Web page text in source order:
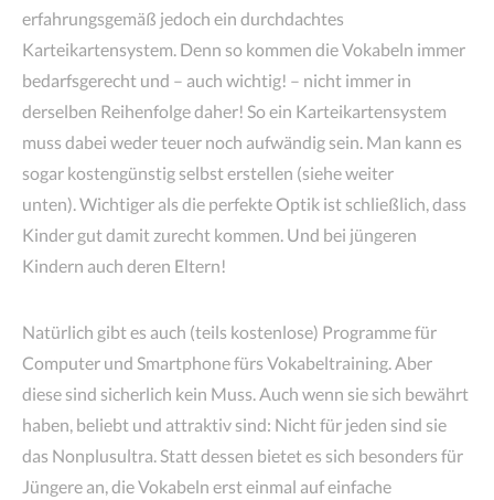
erfahrungsgemäß jedoch ein durchdachtes
Karteikartensystem. Denn so kommen die Vokabeln immer
bedarfsgerecht und – auch wichtig! – nicht immer in
derselben Reihenfolge daher! So ein Karteikartensystem
muss dabei weder teuer noch aufwändig sein. Man kann es
sogar kostengünstig selbst erstellen (siehe weiter
unten). Wichtiger als die perfekte Optik ist schließlich, dass
Kinder gut damit zurecht kommen. Und bei jüngeren
Kindern auch deren Eltern!
Natürlich gibt es auch (teils kostenlose) Programme für
Computer und Smartphone fürs Vokabeltraining. Aber
diese sind sicherlich kein Muss. Auch wenn sie sich bewährt
haben, beliebt und attraktiv sind: Nicht für jeden sind sie
das Nonplusultra. Statt dessen bietet es sich besonders für
Jüngere an, die Vokabeln erst einmal auf einfache